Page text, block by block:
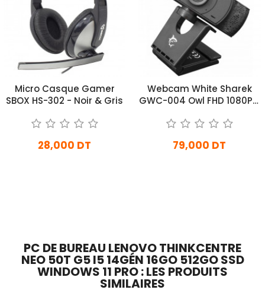
Micro Casque Gamer
SBOX HS-302 - Noir & Gris
28,000 DT
Webcam White Sharek
GWC-004 Owl FHD 1080P -
79,000 DT
PC DE BUREAU LENOVO THINKCENTRE
NEO 50T G5 I5 14GÉN 16GO 512GO SSD
WINDOWS 11 PRO : LES PRODUITS
SIMILAIRES